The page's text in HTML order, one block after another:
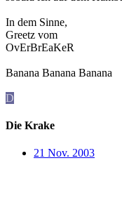
In dem Sinne,
Greetz vom
OvErBrEaKeR
Banana Banana Banana
D
Die Krake
21 Nov. 2003